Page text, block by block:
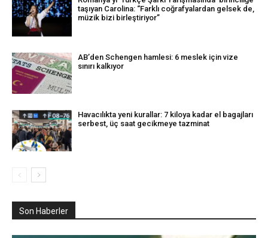
taşıyan Carolina: “Farklı coğrafyalardan gelsek de,
müzik bizi birleştiriyor”
AB’den Schengen hamlesi: 6 meslek için vize
sınırı kalkıyor
Havacılıkta yeni kurallar: 7 kiloya kadar el bagajları
serbest, üç saat gecikmeye tazminat
Son Haberler